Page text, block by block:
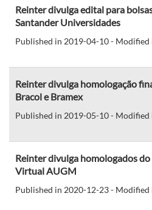
Reinter divulga edital para
Santander Universidades
Published in 2019-04-10 -
Reinter divulga homologação
Bracol e Bramex
Published in 2019-05-10 -
Reinter divulga homologados
Virtual AUGM
Published in 2020-12-23 -